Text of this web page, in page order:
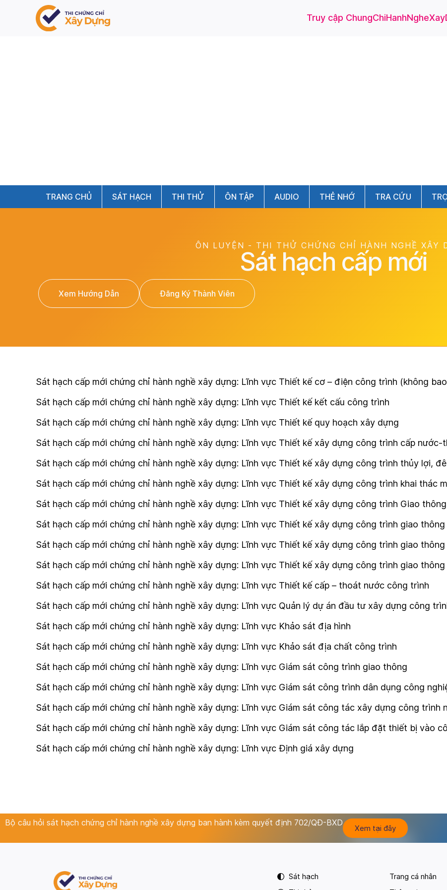
Truy cập
TRANG CHỦ SÁT HẠCH THI THỬ ÔN TẬP AUDIO THẺ NHỚ TRA CỨU
ÔN LUYỆN - THI THỬ CHỨNG CHỈ HÀNH NGHỀ XÂY
Sát hạch cấp mới
Xem Hướng Dẫn Đăng Ký Thành Viên
Sát hạch cấp mới chứng chỉ hành nghề xây dựng: Lĩnh vực Thiết kế cơ – điện công trình (không
Sát hạch cấp mới chứng chỉ hành nghề xây dựng: Lĩnh vực Thiết kế kết cấu công trình
Sát hạch cấp mới chứng chỉ hành nghề xây dựng: Lĩnh vực Thiết kế quy hoạch xây dựng
Sát hạch cấp mới chứng chỉ hành nghề xây dựng: Lĩnh vực Thiết kế xây dựng công trình cấp
Sát hạch cấp mới chứng chỉ hành nghề xây dựng: Lĩnh vực Thiết kế xây dựng công trình thủy lợi,
Sát hạch cấp mới chứng chỉ hành nghề xây dựng: Lĩnh vực Thiết kế xây dựng công trình khai thác
Sát hạch cấp mới chứng chỉ hành nghề xây dựng: Lĩnh vực Thiết kế xây dựng công trình Giao
Sát hạch cấp mới chứng chỉ hành nghề xây dựng: Lĩnh vực Thiết kế xây dựng công trình giao
Sát hạch cấp mới chứng chỉ hành nghề xây dựng: Lĩnh vực Thiết kế xây dựng công trình giao
Sát hạch cấp mới chứng chỉ hành nghề xây dựng: Lĩnh vực Thiết kế xây dựng công trình giao thông
Sát hạch cấp mới chứng chỉ hành nghề xây dựng: Lĩnh vực Thiết kế cấp – thoát nước công trình
Sát hạch cấp mới chứng chỉ hành nghề xây dựng: Lĩnh vực Quản lý dự án đầu tư xây dựng công
Sát hạch cấp mới chứng chỉ hành nghề xây dựng: Lĩnh vực Khảo sát địa hình
Sát hạch cấp mới chứng chỉ hành nghề xây dựng: Lĩnh vực Khảo sát địa chất công trình
Sát hạch cấp mới chứng chỉ hành nghề xây dựng: Lĩnh vực Giám sát công trình giao thông
Sát hạch cấp mới chứng chỉ hành nghề xây dựng: Lĩnh vực Giám sát công trình dân dụng công
Sát hạch cấp mới chứng chỉ hành nghề xây dựng: Lĩnh vực Giám sát công tác xây dựng công trình
Sát hạch cấp mới chứng chỉ hành nghề xây dựng: Lĩnh vực Giám sát công tác lắp đặt thiết bị vào
Sát hạch cấp mới chứng chỉ hành nghề xây dựng: Lĩnh vực Định giá xây dựng
Bộ câu hỏi sát hạch chứng chỉ hành nghề xây dựng ban hành kèm quyết định 702/QĐ-BXD
Xem tại đây
Sát hạch
Trang cá nhân